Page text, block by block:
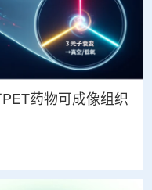
药物可成像组织